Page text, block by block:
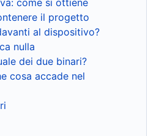
il progetto
al dispositivo?
nulla
dei due binari?
cosa accade nel